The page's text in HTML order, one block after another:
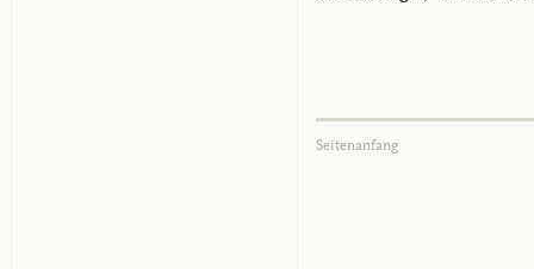
Seitenanfang